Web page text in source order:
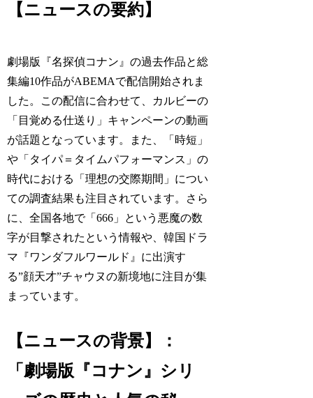
【ニュースの要約】
劇場版『名探偵コナン』の過去作品と総
集編10作品がABEMAで配信開始されま
した。この配信に合わせて、カルビーの
「目覚める仕送り」キャンペーンの動画
が話題となっています。また、「時短」
や「タイパ＝タイムパフォーマンス」の
時代における「理想の交際期間」につい
ての調査結果も注目されています。さら
に、全国各地で「666」という悪魔の数
字が目撃されたという情報や、韓国ドラ
マ『ワンダフルワールド』に出演す
る”顔天才”チャウヌの新境地に注目が集
まっています。
【ニュースの背景】：
「劇場版『コナン』シリ